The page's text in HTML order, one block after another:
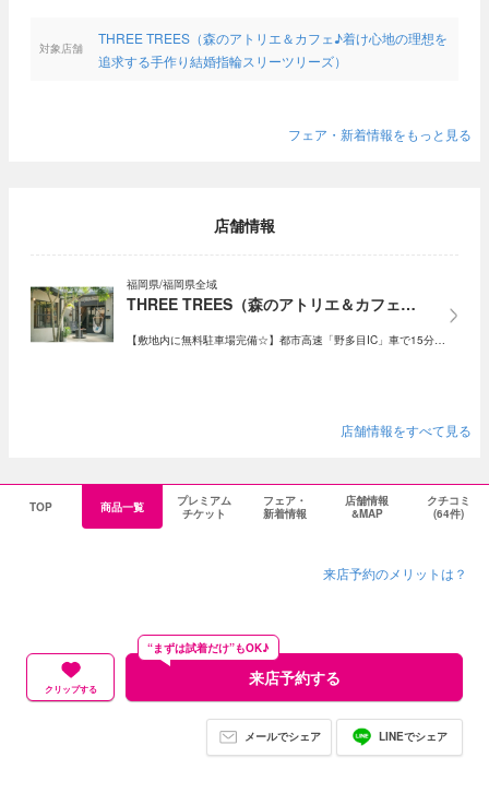
対象店舗
THREE TREES（森のアトリエ＆カフェ♪着け心地の理想を
追求する手作り結婚指輪スリーツリーズ）
フェア・新着情報をもっと見る
店舗情報
福岡県/福岡県全域
THREE TREES（森のアトリエ＆カフェ…
【敷地内に無料駐車場完備☆】都市高速「野多目IC」車で15分…
店舗情報をすべて見る
TOP 商品一覧
プレミアム
チケット
フェア・
新着情報
店舗情報
&MAP
クチコミ
(64件)
来店予約のメリットは？
クリップする
来店予約する
“まずは試着だけ”もOK♪
メールでシェア LINEでシェア